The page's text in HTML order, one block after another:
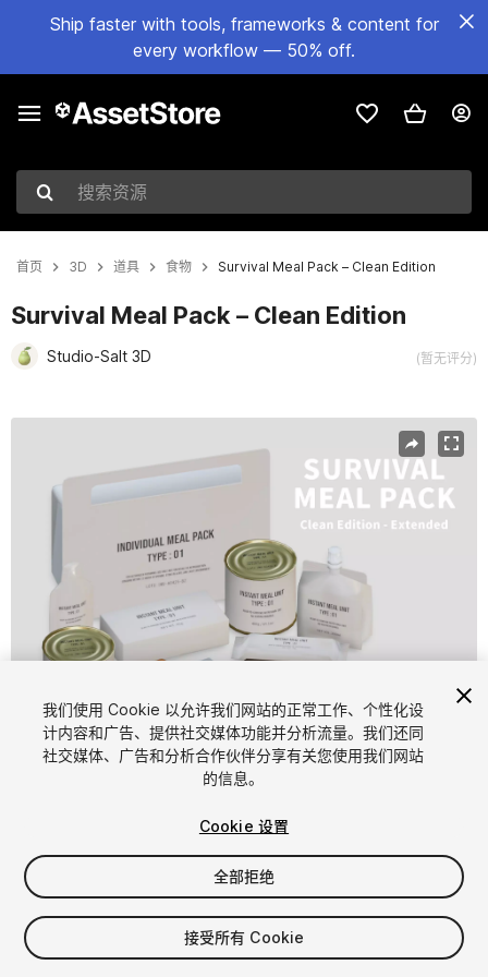
Ship faster with tools, frameworks & content for
every workflow — 50% off.
搜索资源
首页 3D 道具 食物 Survival Meal Pack – Clean Edition
Survival Meal Pack – Clean Edition
Studio-Salt 3D (暂无评分)
1/3
$4.99
增值税将在结算时计算
我们使用 Cookie 以允许我们网站的正常工作、个性化设
计内容和广告、提供社交媒体功能并分析流量。我们还同
社交媒体、广告和分析合作伙伴分享有关您使用我们网站
的信息。
Cookie 设置
全部拒绝
接受所有 Cookie